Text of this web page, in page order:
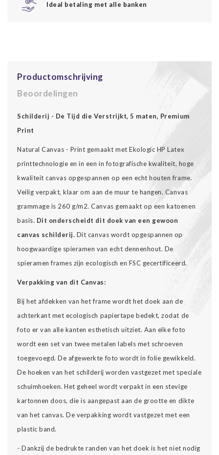
Ideal betaling met alle banken
Productomschrijving
Beoordelingen
Schilderij - De Tijd die Verstrijkt, 5 maten, Premium
Print
Natural Canvas - Print gemaakt met Ekologic HP Latex
printtechnologie en in een in fotografische kwaliteit, hoge
kwaliteit canvas opgespannen op een echt houten frame.
Veilig verpakt, klaar om aan de muur te hangen. Canvas
grammage is 260 g/m2. Canvas gemaakt op een katoenen
basis. Dit onderscheidt dit doek van een gewoon
canvas schilderij. Dit canvas wordt opgespannen op
hoogwaardige spieramen van echt dennenhout. De
spieramen frames zijn ecologisch en FSC gecertificeerd.
Verpakking van dit Canvas:
Bij het afdekken van het frame wordt het doek aan de
achterkant met ecologisch papiertape bedekt, zodat de
foto er van alle kanten esthetisch uitziet. Aan elke foto
wordt een set van twee metalen labels met schroeven
toegevoegd. De afgewerkte foto wordt in folie gewikkeld.
De hoeken van het schilderij worden vastgezet met speciale
schuimhoeken. Het geheel wordt verpakt in een stevige
kartonnen doos, die is aangepast aan de grootte en dikte
van het canvas. De verpakking wordt vastgezet met een
plastic band.
- Dankzij de bedrukte randen van het doek is het niet nodig